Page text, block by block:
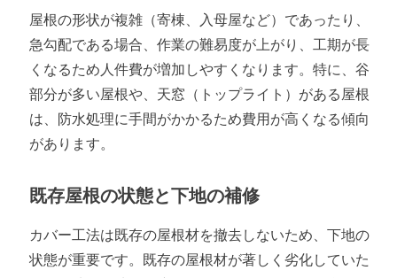
屋根の形状が複雑（寄棟、入母屋など）であったり、
急勾配である場合、作業の難易度が上がり、工期が長
くなるため人件費が増加しやすくなります。特に、谷
部分が多い屋根や、天窓（トップライト）がある屋根
は、防水処理に手間がかかるため費用が高くなる傾向
があります。
既存屋根の状態と下地の補修
カバー工法は既存の屋根材を撤去しないため、下地の
状態が重要です。既存の屋根材が著しく劣化していた